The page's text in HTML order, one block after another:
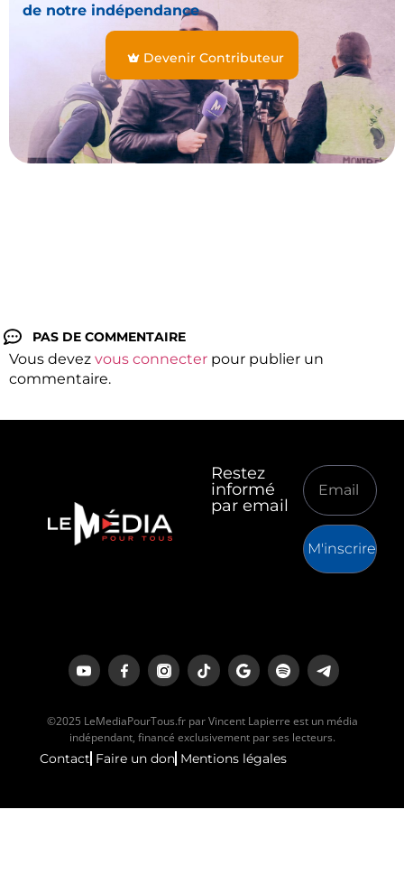
de notre indépendance
Devenir Contributeur
PAS DE COMMENTAIRE
Vous devez vous connecter pour publier un
commentaire.
Restez
informé
par email
M'inscrire
©2025 LeMediaPourTous.fr par Vincent Lapierre est un média
indépendant, financé exclusivement par ses lecteurs.
Contact Faire un don Mentions légales